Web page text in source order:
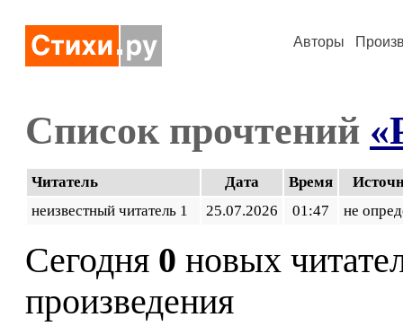
Авторы
Список прочтений
Читатель Дата Время
неизвестный читатель 1
25.07.2026 01:47 не
Сегодня 0 новых
произведения